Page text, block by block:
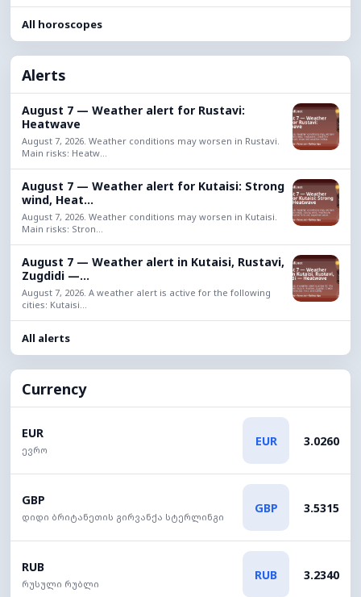
All horoscopes
Alerts
August 7 — Weather alert for Rustavi:
Heatwave
August 7, 2026. Weather conditions may worsen in Rustavi.
Main risks: Heatw...
August 7 — Weather alert for Kutaisi: Strong
wind, Heat...
August 7, 2026. Weather conditions may worsen in Kutaisi.
Main risks: Stron...
August 7 — Weather alert in Kutaisi, Rustavi,
Zugdidi —...
August 7, 2026. A weather alert is active for the following
cities: Kutaisi...
All alerts
Currency
EUR
ევრო
EUR 3.0260
GBP
დიდი ბრიტანეთის გირვანქა სტერლინგი
GBP 3.5315
RUB
რუსული რუბლი
RUB 3.2340